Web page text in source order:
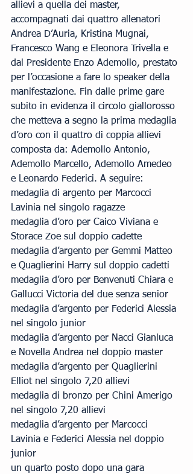
allievi a quella dei master,
accompagnati dai quattro allenatori
Andrea D’Auria, Kristina Mugnai,
Francesco Wang e Eleonora Trivella e
dal Presidente Enzo Ademollo, prestato
per l’occasione a fare lo speaker della
manifestazione. Fin dalle prime gare
subito in evidenza il circolo giallorosso
che metteva a segno la prima medaglia
d’oro con il quattro di coppia allievi
composta da: Ademollo Antonio,
Ademollo Marcello, Ademollo Amedeo
e Leonardo Federici. A seguire:
medaglia di argento per Marcocci
Lavinia nel singolo ragazze
medaglia d’oro per Caico Viviana e
Storace Zoe sul doppio cadette
medaglia d’argento per Gemmi Matteo
e Quaglierini Harry sul doppio cadetti
medaglia d’oro per Benvenuti Chiara e
Gallucci Victoria del due senza senior
medaglia d’argento per Federici Alessia
nel singolo junior
medaglia d’argento per Nacci Gianluca
e Novella Andrea nel doppio master
medaglia d’argento per Quaglierini
Elliot nel singolo 7,20 allievi
medaglia di bronzo per Chini Amerigo
nel singolo 7,20 allievi
medaglia d’argento per Marcocci
Lavinia e Federici Alessia nel doppio
junior
un quarto posto dopo una gara